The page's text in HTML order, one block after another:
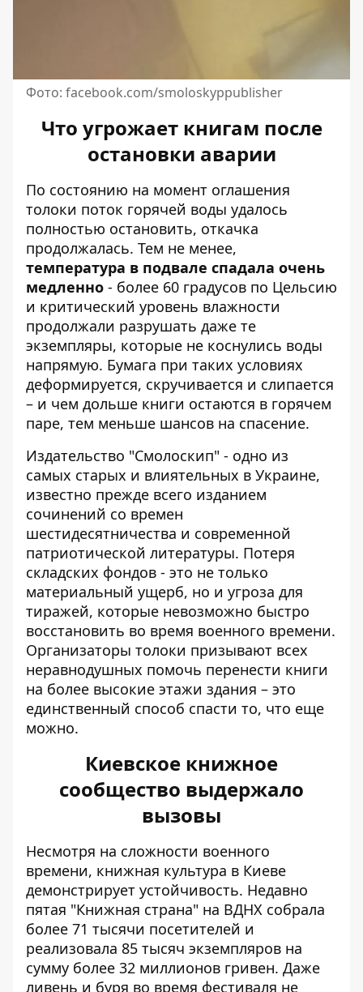
Фото: facebook.com/smoloskyppublisher
Что угрожает книгам после
остановки аварии
По состоянию на момент оглашения
толоки поток горячей воды удалось
полностью остановить, откачка
продолжалась. Тем не менее,
температура в подвале спадала очень
медленно - более 60 градусов по Цельсию
и критический уровень влажности
продолжали разрушать даже те
экземпляры, которые не коснулись воды
напрямую. Бумага при таких условиях
деформируется, скручивается и слипается
– и чем дольше книги остаются в горячем
паре, тем меньше шансов на спасение.
Издательство "Смолоскип" - одно из
самых старых и влиятельных в Украине,
известно прежде всего изданием
сочинений со времен
шестидесятничества и современной
патриотической литературы. Потеря
складских фондов - это не только
материальный ущерб, но и угроза для
тиражей, которые невозможно быстро
восстановить во время военного времени.
Организаторы толоки призывают всех
неравнодушных помочь перенести книги
на более высокие этажи здания – это
единственный способ спасти то, что еще
можно.
Киевское книжное
сообщество выдержало
вызовы
Несмотря на сложности военного
времени, книжная культура в Киеве
демонстрирует устойчивость. Недавно
пятая "Книжная страна" на ВДНХ собрала
более 71 тысячи посетителей и
реализовала 85 тысяч экземпляров на
сумму более 32 миллионов гривен. Даже
ливень и буря во время фестиваля не